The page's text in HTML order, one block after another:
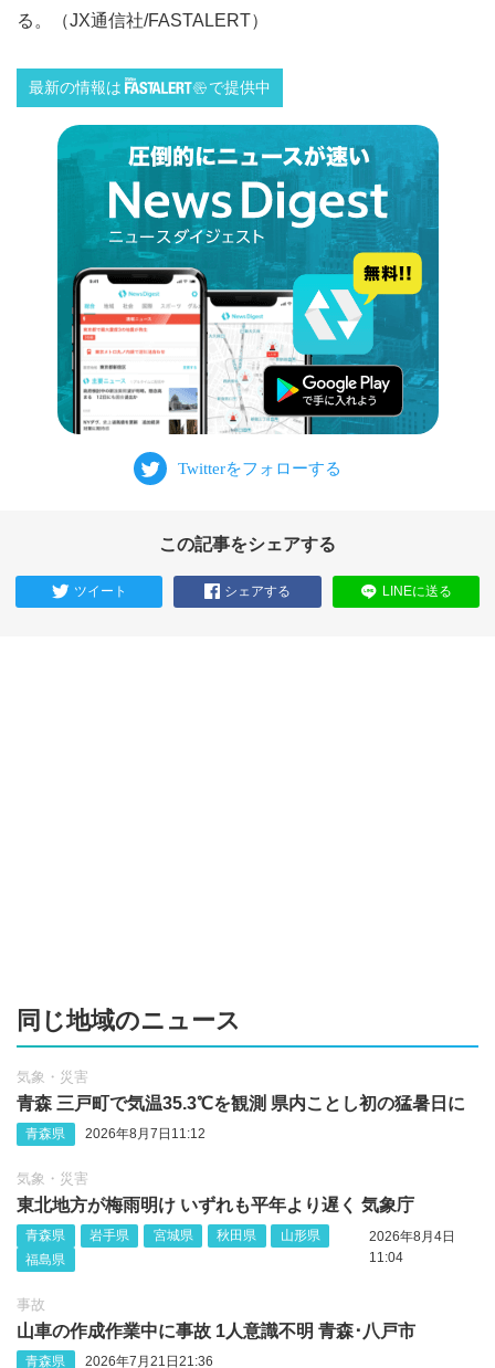
る。（JX通信社/FASTALERT）
最新の情報は で提供中
この記事をシェアする
ツイート シェアする LINEに送る
同じ地域のニュース
気象・災害
青森 三戸町で気温35.3℃を観測 県内ことし初の猛暑日に
青森県 2026年8月7日11:12
気象・災害
東北地方が梅雨明け いずれも平年より遅く 気象庁
青森県 岩手県 宮城県 秋田県
山形県
福島県
2026年8月4日
11:04
事故
山車の作成作業中に事故 1人意識不明 青森･八戸市
青森県 2026年7月21日21:36